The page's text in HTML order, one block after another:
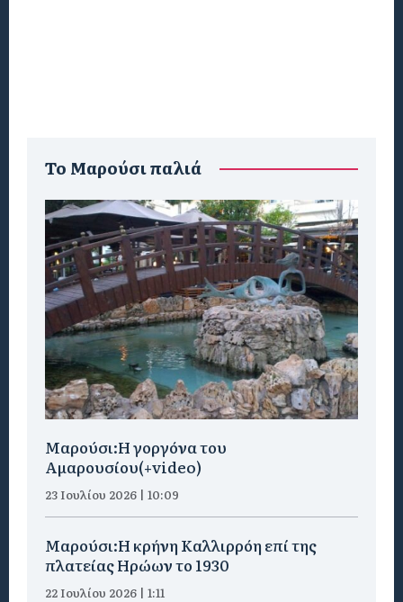
To Μαρούσι παλιά
Μαρούσι:H γοργόνα του
Αμαρουσίου(+video)
23 Ιουλίου 2026 | 10:09
Μαρούσι:Η κρήνη Καλλιρρόη επί της
πλατείας Ηρώων το 1930
22 Ιουλίου 2026 | 1:11